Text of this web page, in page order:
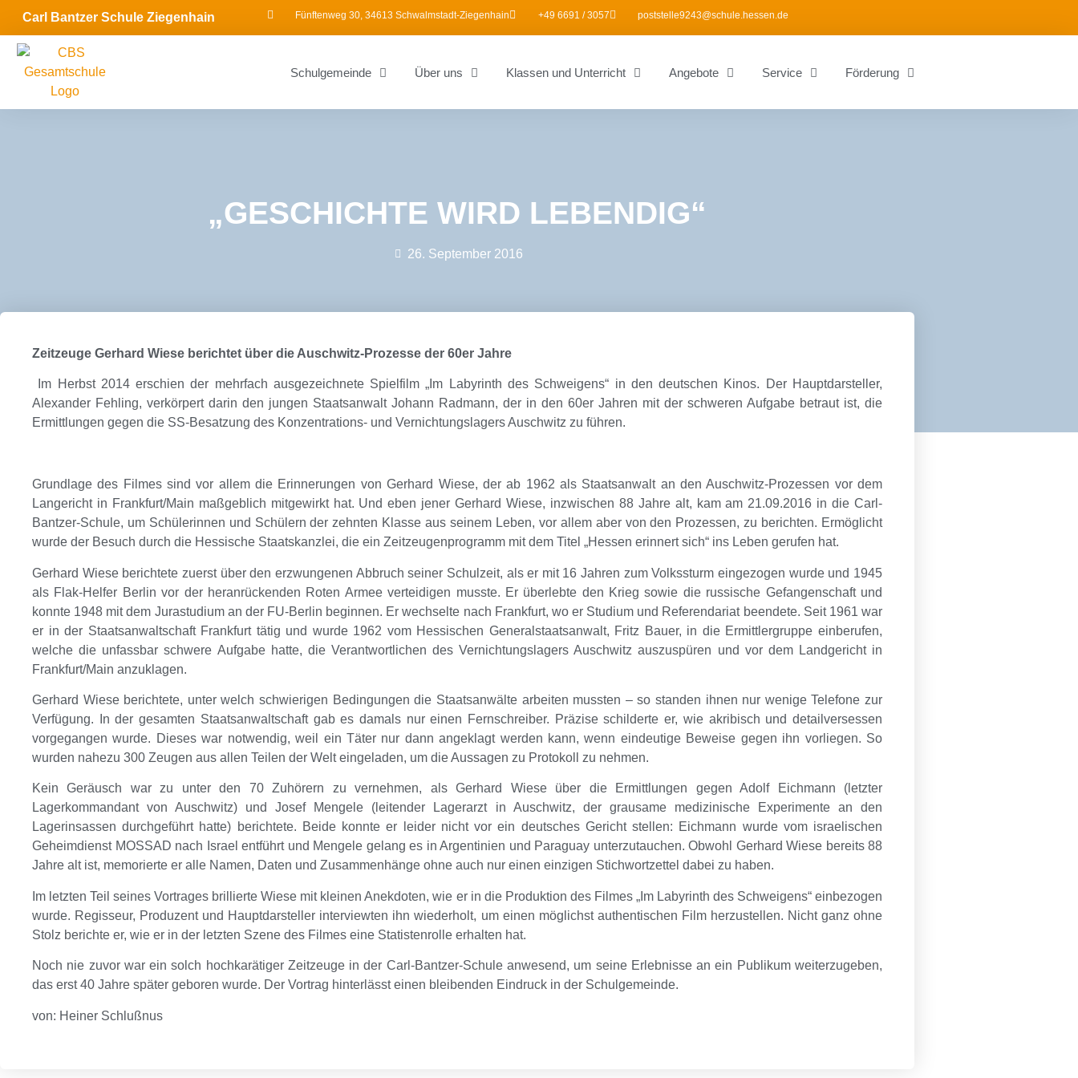
Carl Bantzer Schule Ziegenhain Fünftenweg 30, 34613 Schwalmstadt-Ziegenhain +49 6691 / 3057 poststelle9243@schule.hessen.de
Schulgemeinde Über uns Klassen und Unterricht Angebote Service Förderung
„GESCHICHTE WIRD LEBENDIG“
26. September 2016
Zeitzeuge Gerhard Wiese berichtet über die Auschwitz-Prozesse der 60er Jahre
Im Herbst 2014 erschien der mehrfach ausgezeichnete Spielfilm „Im Labyrinth des Schweigens“ in den deutschen Kinos. Der Hauptdarsteller,
Alexander Fehling, verkörpert darin den jungen Staatsanwalt Johann Radmann, der in den 60er Jahren mit der schweren Aufgabe betraut ist, die
Ermittlungen gegen die SS-Besatzung des Konzentrations- und Vernichtungslagers Auschwitz zu führen.
Grundlage des Filmes sind vor allem die Erinnerungen von Gerhard Wiese, der ab 1962 als Staatsanwalt an den Auschwitz-Prozessen vor dem
Langericht in Frankfurt/Main maßgeblich mitgewirkt hat. Und eben jener Gerhard Wiese, inzwischen 88 Jahre alt, kam am 21.09.2016 in die Carl-
Bantzer-Schule, um Schülerinnen und Schülern der zehnten Klasse aus seinem Leben, vor allem aber von den Prozessen, zu berichten. Ermöglicht
wurde der Besuch durch die Hessische Staatskanzlei, die ein Zeitzeugenprogramm mit dem Titel „Hessen erinnert sich“ ins Leben gerufen hat.
Gerhard Wiese berichtete zuerst über den erzwungenen Abbruch seiner Schulzeit, als er mit 16 Jahren zum Volkssturm eingezogen wurde und 1945
als Flak-Helfer Berlin vor der heranrückenden Roten Armee verteidigen musste. Er überlebte den Krieg sowie die russische Gefangenschaft und
konnte 1948 mit dem Jurastudium an der FU-Berlin beginnen. Er wechselte nach Frankfurt, wo er Studium und Referendariat beendete. Seit 1961 war
er in der Staatsanwaltschaft Frankfurt tätig und wurde 1962 vom Hessischen Generalstaatsanwalt, Fritz Bauer, in die Ermittlergruppe einberufen,
welche die unfassbar schwere Aufgabe hatte, die Verantwortlichen des Vernichtungslagers Auschwitz auszuspüren und vor dem Landgericht in
Frankfurt/Main anzuklagen.
Gerhard Wiese berichtete, unter welch schwierigen Bedingungen die Staatsanwälte arbeiten mussten – so standen ihnen nur wenige Telefone zur
Verfügung. In der gesamten Staatsanwaltschaft gab es damals nur einen Fernschreiber. Präzise schilderte er, wie akribisch und detailversessen
vorgegangen wurde. Dieses war notwendig, weil ein Täter nur dann angeklagt werden kann, wenn eindeutige Beweise gegen ihn vorliegen. So
wurden nahezu 300 Zeugen aus allen Teilen der Welt eingeladen, um die Aussagen zu Protokoll zu nehmen.
Kein Geräusch war zu unter den 70 Zuhörern zu vernehmen, als Gerhard Wiese über die Ermittlungen gegen Adolf Eichmann (letzter
Lagerkommandant von Auschwitz) und Josef Mengele (leitender Lagerarzt in Auschwitz, der grausame medizinische Experimente an den
Lagerinsassen durchgeführt hatte) berichtete. Beide konnte er leider nicht vor ein deutsches Gericht stellen: Eichmann wurde vom israelischen
Geheimdienst MOSSAD nach Israel entführt und Mengele gelang es in Argentinien und Paraguay unterzutauchen. Obwohl Gerhard Wiese bereits 88
Jahre alt ist, memorierte er alle Namen, Daten und Zusammenhänge ohne auch nur einen einzigen Stichwortzettel dabei zu haben.
Im letzten Teil seines Vortrages brillierte Wiese mit kleinen Anekdoten, wie er in die Produktion des Filmes „Im Labyrinth des Schweigens“ einbezogen
wurde. Regisseur, Produzent und Hauptdarsteller interviewten ihn wiederholt, um einen möglichst authentischen Film herzustellen. Nicht ganz ohne
Stolz berichte er, wie er in der letzten Szene des Filmes eine Statistenrolle erhalten hat.
Noch nie zuvor war ein solch hochkarätiger Zeitzeuge in der Carl-Bantzer-Schule anwesend, um seine Erlebnisse an ein Publikum weiterzugeben,
das erst 40 Jahre später geboren wurde. Der Vortrag hinterlässt einen bleibenden Eindruck in der Schulgemeinde.
von: Heiner Schlußnus